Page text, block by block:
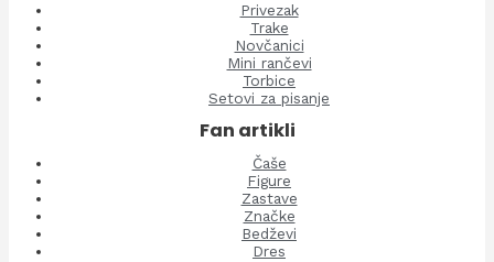
Privezak
Trake
Novčanici
Mini rančevi
Torbice
Setovi za pisanje
Fan artikli
Čaše
Figure
Zastave
Značke
Bedževi
Dres